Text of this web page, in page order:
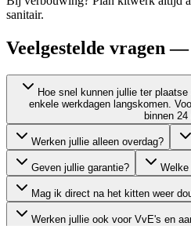
sanitair.
Veelgestelde vragen
Hoe snel kunnen jullie ter plaatse
enkele werkdagen langskomen.
binnen 24
Werken jullie alleen overdag?
Geven jullie garantie?
Mag ik direct na het kitten weer
Werken jullie ook voor VvE's en